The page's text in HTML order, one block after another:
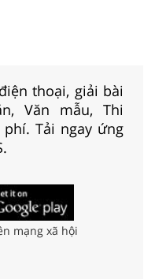
thoại, giải bài
Văn mẫu, Thi
Tải ngay ứng
mạng xã hội